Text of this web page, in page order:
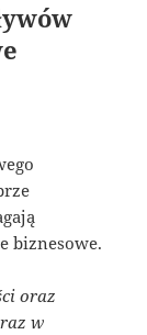
biznesowe.
oraz
w